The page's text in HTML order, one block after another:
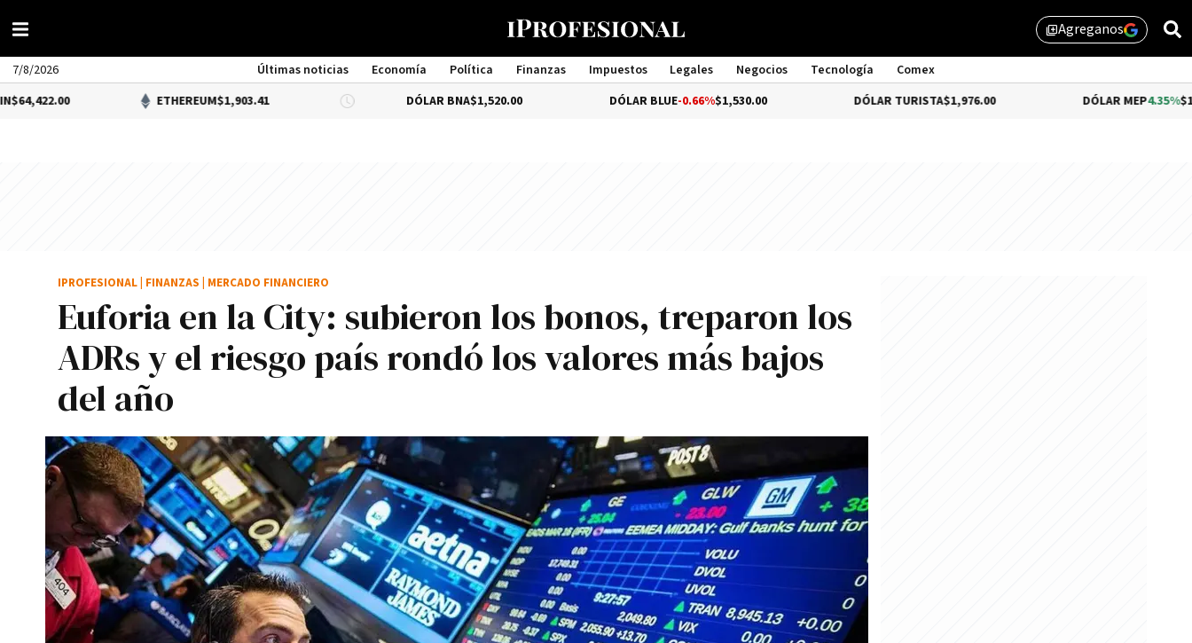
library_addAgreganos
7/8/2026 Últimas noticias Economía Política Finanzas Impuestos Legales Negocios Tecnología
Comex
Management
ETHEREUM $1,903.41 DÓLAR BNA$1,520.00 DÓLAR BLUE-0.66%$1,530.00 DÓLAR TURISTA$1,976.00 DÓLAR MEP4.35%$1,579.46
Euforia en la City: subieron los bonos, treparon los
ADRs y el riesgo país rondó los valores más bajos
del año
IPROFESIONAL FINANZAS MERCADO FINANCIERO